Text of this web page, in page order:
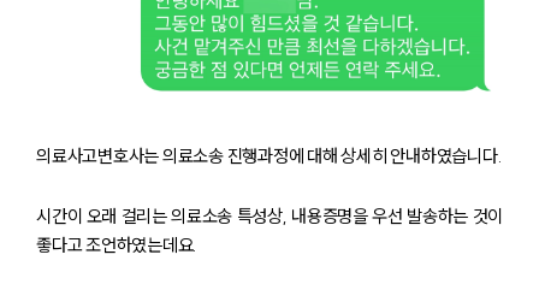
의료사고변호사는 의료소송 진행과정에 대해 상세히 안내하였습니다.
시간이 오래 걸리는 의료소송 특성상, 내용증명을 우선 발송하는 것이
좋다고 조언하였는데요.